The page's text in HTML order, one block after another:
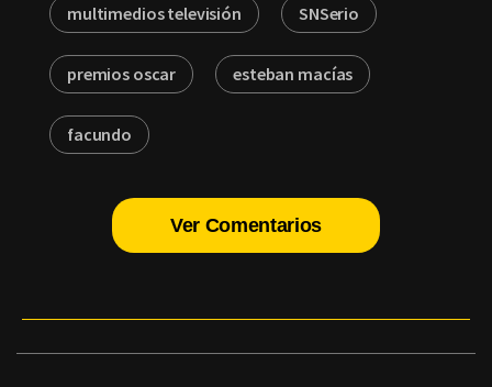
multimedios televisión SNSerio
premios oscar esteban macías
facundo
Ver Comentarios